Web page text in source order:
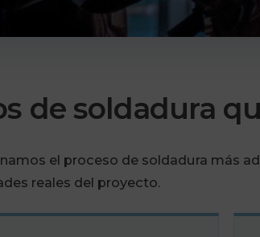
de soldadura
el proceso de soldadura más
reales del proyecto.